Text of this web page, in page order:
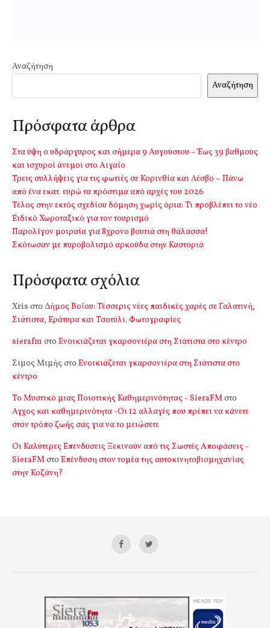
Αναζήτηση
Αναζήτηση
Πρόσφατα άρθρα
Στα ύψη ο υδράργυρος και σήμερα 9 Αυγούστου – Έως 39 βαθμούς
και ισχυροί άνεμοι στο Αιγαίο
Τρεις συλλήψεις για τις φωτιές σε Κορινθία και Λέσβο – Πάνω
από ένα εκατ. ευρώ τα πρόστιμα από αρχές του 2026
Τέλος στην εκτός σχεδίου δόμηση χωρίς όρια: Τι προβλέπει το νέο
Ειδικό Χωροταξικό για τον τουρισμό
Παρολίγον μοιραία για 8χρονο βουτιά στη θάλασσα!
Σκότωσαν με πυροβολισμό αρκούδα στην Καστοριά
Πρόσφατα σχόλια
Xris στο Δήμος Βοΐου: Τέσσερις νέες παιδικές χαρές σε Γαλατινή,
Σιάτιστα, Εράτυρα και Τσοτύλι. Φωτογραφίες
sierafm στο Ενοικιάζεται γκαρσονιέρα στη Σιάτιστα στο κέντρο
Σιμος Μιμής στο Ενοικιάζεται γκαρσονιέρα στη Σιάτιστα στο
κέντρο
Το Μυστικό μιας Ποιοτικής Καθημερινότητας - SieraFMστο
Αγχος και καθημερινότητα -Οι 12 αλλαγές που πρέπει να κάνετε
στον τρόπο ζωής σας για να το μειώσετε
Οι Καλύτερες Επενδύσεις Ξεκινούν από τις Σωστές Αποφάσεις -
SieraFMστο Επένδυση στον τομέα της αυτοκινητοβιομηχανίας
στην Κοζάνη?